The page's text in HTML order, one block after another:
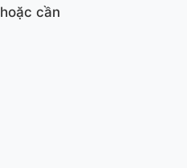
hoặc cần